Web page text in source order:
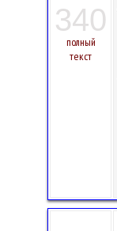
340
полный
текст